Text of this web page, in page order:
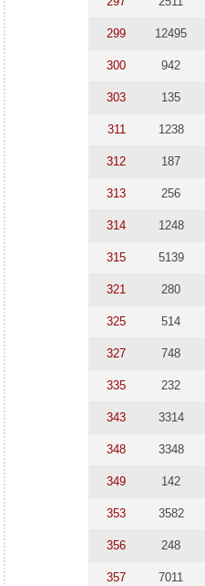
299 12495
300 942
303 135
311 1238
312 187
313 256
314 1248
315 5139
321 280
325 514
327 748
335 232
343 3314
348 3348
349 142
353 3582
356 248
357 7011